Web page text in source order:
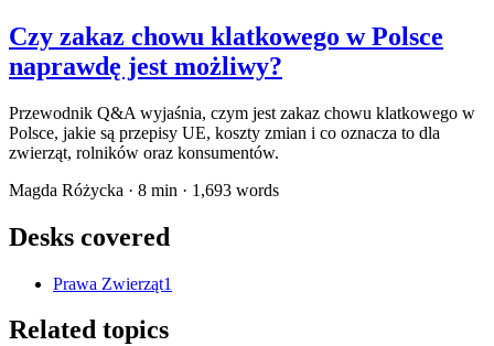
Czy zakaz chowu klatkowego w Polsce
naprawdę jest możliwy?
Przewodnik Q&A wyjaśnia, czym jest zakaz chowu klatkowego w
Polsce, jakie są przepisy UE, koszty zmian i co oznacza to dla
zwierząt, rolników oraz konsumentów.
Magda Różycka · 8 min · 1,693 words
Desks covered
Prawa Zwierząt1
Related topics